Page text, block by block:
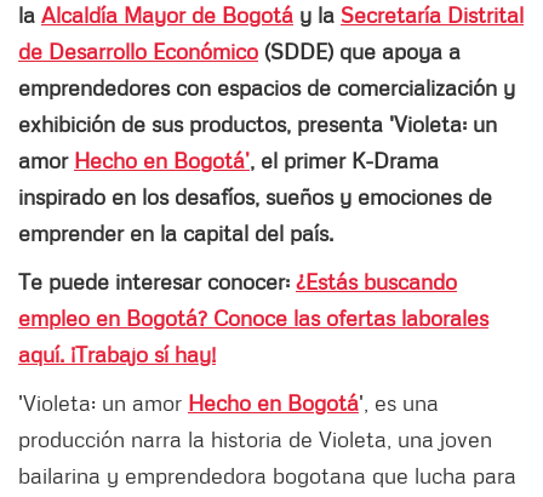
la Alcaldía Mayor de Bogotá y la Secretaría Distrital
de Desarrollo Económico (SDDE) que apoya a
emprendedores con espacios de comercialización y
exhibición de sus productos, presenta 'Violeta: un
amor Hecho en Bogotá’, el primer K-Drama
inspirado en los desafíos, sueños y emociones de
emprender en la capital del país.
Te puede interesar conocer: ¿Estás buscando
empleo en Bogotá? Conoce las ofertas laborales
aquí. ¡Trabajo sí hay!
'Violeta: un amor Hecho en Bogotá', es una
producción narra la historia de Violeta, una joven
bailarina y emprendedora bogotana que lucha para